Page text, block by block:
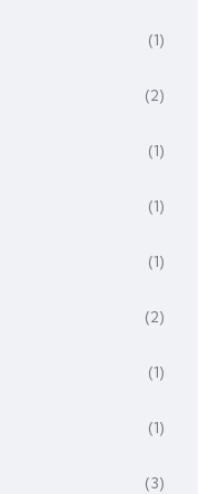
(1)
(2)
(1)
(1)
(1)
(2)
(1)
(1)
(3)